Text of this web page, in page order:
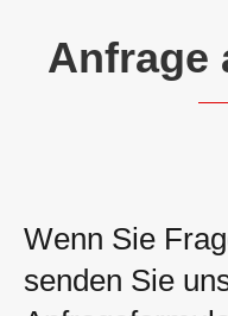
Anfrage
Wenn Sie
senden Sie